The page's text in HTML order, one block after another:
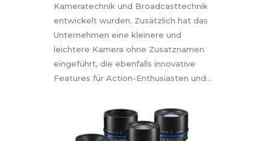
Kameratechnik und Broadcasttechnik
entwickelt wurden. Zusätzlich hat das
Unternehmen eine kleinere und
leichtere Kamera ohne Zusatznamen
eingeführt, die ebenfalls innovative
Features für Action-Enthusiasten und…